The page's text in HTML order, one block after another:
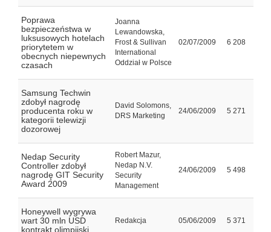
Poprawa
bezpieczeństwa w
luksusowych hotelach
priorytetem w
obecnych niepewnych
czasach
Joanna
Lewandowska,
Frost & Sullivan
International
Oddział w Polsce
02/07/2009 6 208
Samsung Techwin
zdobył nagrodę
producenta roku w
kategorii telewizji
dozorowej
David Solomons,
DRS Marketing
24/06/2009 5 271
Nedap Security
Controller zdobył
nagrodę GIT Security
Award 2009
Robert Mazur,
Nedap N.V.
Security
Management
24/06/2009 5 498
Honeywell wygrywa
wart 30 mln USD
kontrakt olimpijski
Redakcja 05/06/2009 5 371